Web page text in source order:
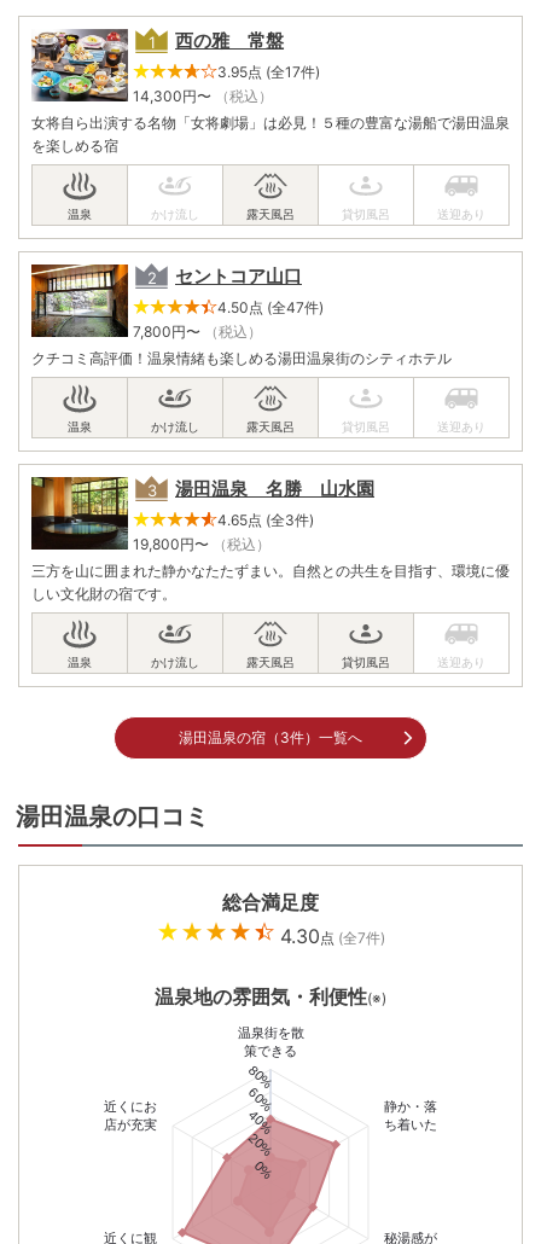
西の雅 常盤
3.95点 (全17件)
14,300円〜
（税込）
女将自ら出演する名物「女将劇場」は必見！５種の豊富な湯船で湯田温泉
を楽しめる宿
セントコア山口
4.50点 (全47件)
7,800円〜
（税込）
クチコミ高評価！温泉情緒も楽しめる湯田温泉街のシティホテル
湯田温泉 名勝 山水園
4.65点 (全3件)
19,800円〜
（税込）
三方を山に囲まれた静かなたたずまい。自然との共生を目指す、環境に優
しい文化財の宿です。
湯田温泉の宿（3件）一覧へ
湯田温泉の口コミ
総合満足度
4.30 点 (全7件)
温泉地の雰囲気・利便性(※)
0%
20%
40%
60%
80%
温泉街を散
策できる
静か・落
ち着いた
秘湯感が
近くに観
近くにお
店が充実